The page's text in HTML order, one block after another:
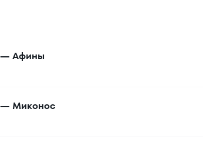
— Афины
— Миконос